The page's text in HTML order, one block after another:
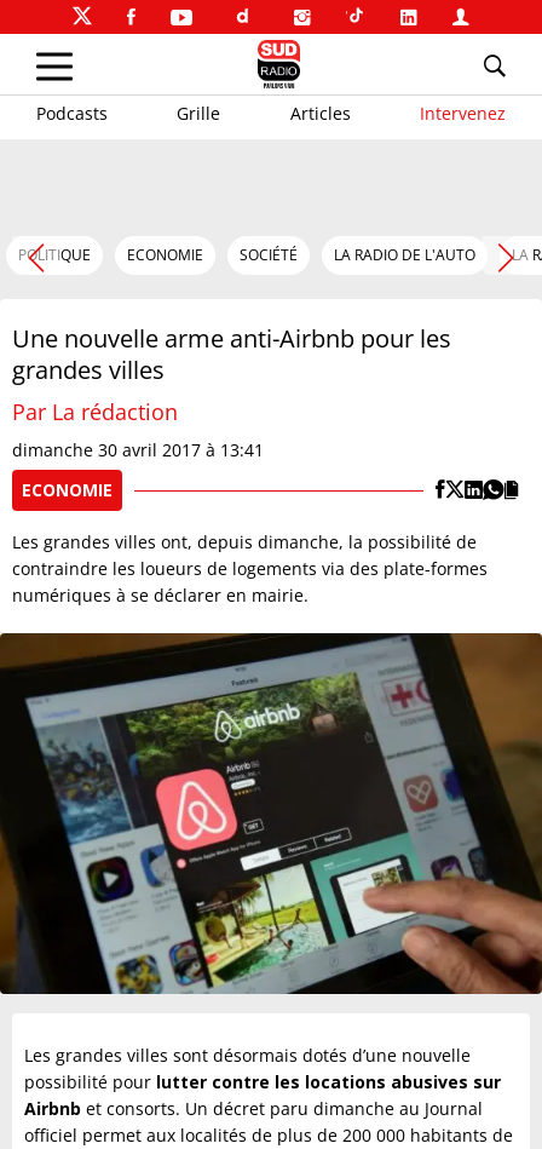
Podcasts Grille Articles Intervenez
POLITIQUE ECONOMIE SOCIÉTÉ LA RADIO DE L'AUTO LA
Une nouvelle arme anti-Airbnb pour les
grandes villes
Par La rédaction
dimanche 30 avril 2017 à 13:41
ECONOMIE
Les grandes villes ont, depuis dimanche, la possibilité de
contraindre les loueurs de logements via des plate-formes
numériques à se déclarer en mairie.
Les grandes villes sont désormais dotés d’une nouvelle
possibilité pour lutter contre les locations abusives sur
Airbnb et consorts. Un décret paru dimanche au Journal
officiel permet aux localités de plus de 200 000 habitants de